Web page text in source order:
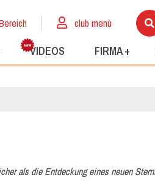
club menù
VIDEOS FIRMA +
als die Entdeckung eines neuen